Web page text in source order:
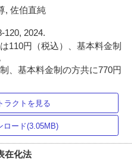
, 佐伯直純
120, 2024.
110円（税込）、基本料金制
、基本料金制の方共に770円
ラクトを見る
ロード(3.05MB)
在化法